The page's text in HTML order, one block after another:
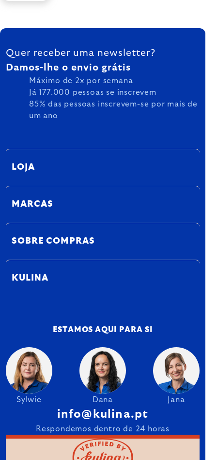
FOOTER
Quer receber uma newsletter?
Damos-lhe o envio grátis
Máximo de 2x por semana
Já 177.000 pessoas se inscrevem
85% das pessoas inscrevem-se por mais de
um ano
LOJA
MARCAS
SOBRE COMPRAS
KULINA
ESTAMOS AQUI PARA SI
Sylwie Dana Jana
info@kulina.pt
Respondemos dentro de 24 horas